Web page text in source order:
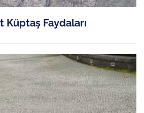
Küptaş Faydaları